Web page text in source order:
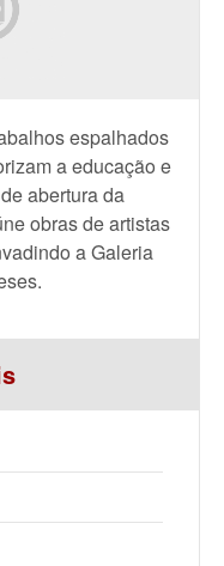
espalhados
a educação e
abertura da
obras de artistas
a Galeria